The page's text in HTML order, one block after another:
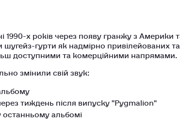
1990-х років через появу гранжу з Америки
гурти як надмірно привілейованих та
доступними та комерційними напрямами.
змінили свій звук:
тиждень після випуску "Pygmalion"
останньому альбомі